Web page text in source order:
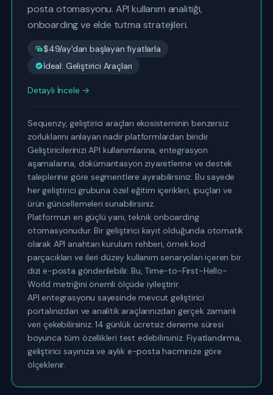
posta otomasyonu. API kullanım analitiği,
onboarding ve elde tutma stratejileri.
$49/ay'dan başlayan fiyatlarla
İdeal: Geliştirici Araçları
Detaylı İncele →
Sequenzy, geliştirici araçları ekosisteminin benzersiz
zorluklarını anlayan nadir platformlardan biridir.
Geliştiricilerinizi API kullanımlarına, entegrasyon
aşamalarına, dokümantasyon ziyaretlerine ve destek
taleplerine göre segmentlere ayırabilirsiniz. Bu sayede
her geliştirici grubuna özel eğitim içerikleri, ipuçları ve
ürün güncellemeleri sunabilirsiniz.
Platformun en güçlü yanı, teknik onboarding
otomasyonudur. Bir geliştirici kayıt olduğunda otomatik
olarak API anahtarı kurulum rehberi, örnek kod
parçacıkları ve ileri düzey kullanım senaryoları içeren bir
dizi e-posta gönderilebilir. Bu, Time-to-First-Hello-
World metriğini önemli ölçüde iyileştirir.
API entegrasyonu sayesinde mevcut geliştirici
portalınızdan ve analitik araçlarınızdan gerçek zamanlı
veri çekebilirsiniz. 14 günlük ücretsiz deneme süresi
boyunca tüm özellikleri test edebilirsiniz. Fiyatlandırma,
geliştirici sayınıza ve aylık e-posta hacminize göre
ölçeklenir.